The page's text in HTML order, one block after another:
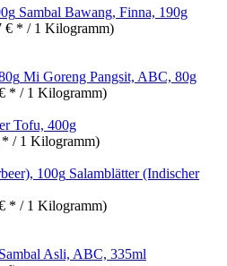
Sambal Bawang, Finna, 190g
€ * / 1 Kilogramm)
Mi Goreng Pangsit, ABC, 80g
* / 1 Kilogramm)
Tofu, 400g
* / 1 Kilogramm)
Salamblätter (Indischer
* / 1 Kilogramm)
Sambal Asli, ABC, 335ml